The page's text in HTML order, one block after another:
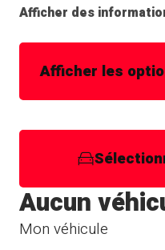
Afficher des
Afficher les
Mon véhicule
Aucun